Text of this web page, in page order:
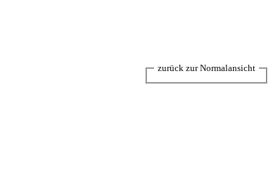
zurück zur Normalansicht